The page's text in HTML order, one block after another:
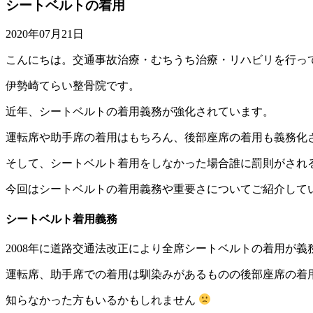
シートベルトの着用
2020年07月21日
こんにちは。交通事故治療・むちうち治療・リハビリを行っ
伊勢崎てらい整骨院です。
近年、シートベルトの着用義務が強化されています。
運転席や助手席の着用はもちろん、後部座席の着用も義務化
そして、シートベルト着用をしなかった場合誰に罰則がされ
今回はシートベルトの着用義務や重要さについてご紹介して
シートベルト着用義務
2008年に道路交通法改正により全席シートベルトの着用が義
運転席、助手席での着用は馴染みがあるものの後部座席の着
知らなかった方もいるかもしれません